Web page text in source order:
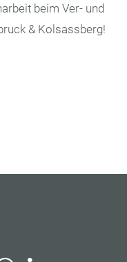
beim Ver- und
& Kolsassberg!